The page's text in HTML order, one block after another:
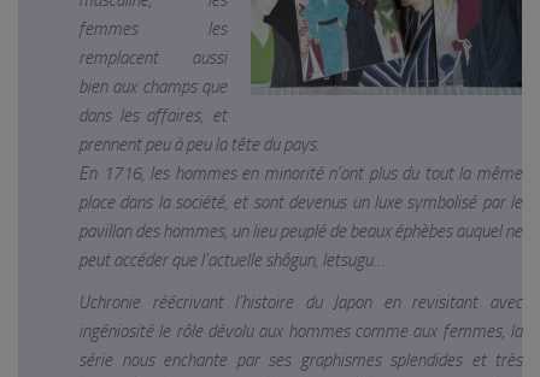
femmes les
remplacent aussi
bien aux champs que
dans les affaires, et
prennent peu à peu la tête du pays.
En 1716, les hommes en minorité n’ont plus du tout la même
place dans la société, et sont devenus un luxe symbolisé par le
pavillon des hommes, un lieu peuplé de beaux éphèbes auquel ne
peut accéder que l’actuelle shôgun, Ietsugu…
Uchronie réécrivant l’histoire du Japon en revisitant avec
ingéniosité le rôle dévolu aux hommes comme aux femmes, la
série nous enchante par ses graphismes splendides et très